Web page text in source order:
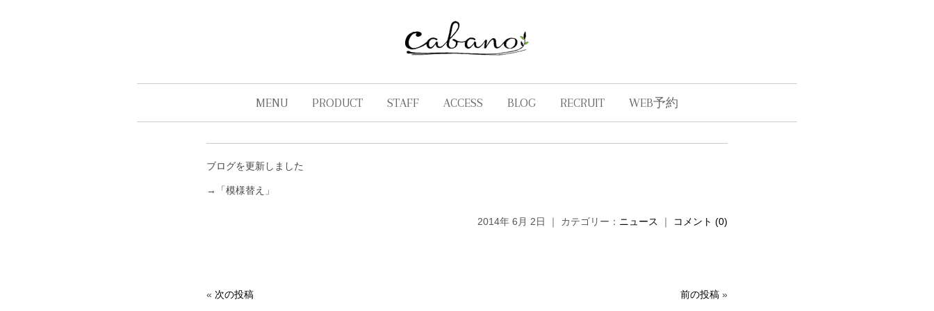
MENU PRODUCT STAFF ACCESS BLOG RECRUIT WEB予約
ブログを更新しました
→「模様替え」
2014年 6月 2日 ｜ カテゴリー： ニュース ｜ コメント (0)
« 次の投稿 前の投稿 »